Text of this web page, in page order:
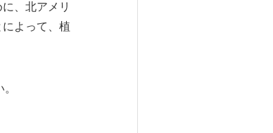
、北アメリ
よって、植